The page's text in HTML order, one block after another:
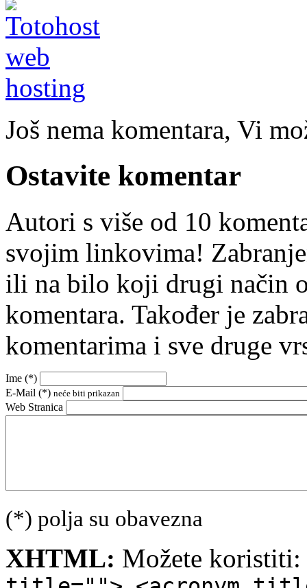
Još nema komentara, Vi
Ostavite komentar
Autori s više od 10
svojim linkovima!
ili na bilo koji drugi način
komentara. Također je
komentarima i sve druge
Ime (*)
E-Mail (*) neće biti prikazan
Web Stranica
(*) polja su obavezna
XHTML: Možete koristiti: